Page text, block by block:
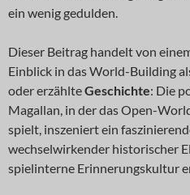
ein wenig gedulden.
Dieser Beitrag handelt von
Einblick in das World-Building
oder erzählteGeschichte: Die
Magallan, in der das Open-
spielt, inszeniert ein
wechselwirkender historischer
spielinterne Erinnerungskultur